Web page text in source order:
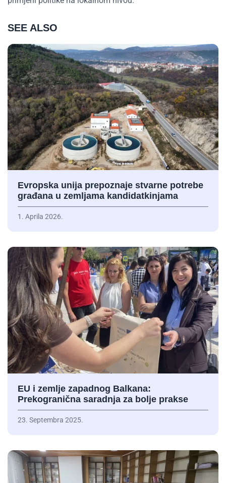
SEE ALSO
Evropska unija prepoznaje stvarne potrebe
građana u zemljama kandidatkinjama
1. Aprila 2026.
EU i zemlje zapadnog Balkana:
Prekogranična saradnja za bolje prakse
23. Septembra 2025.